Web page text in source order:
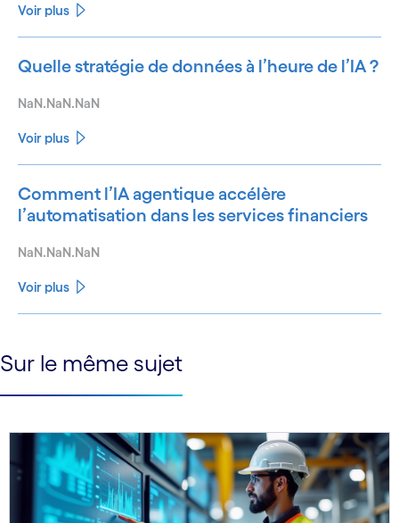
Voir plus
Quelle stratégie de données à l’heure de l’IA ?
NaN.NaN.NaN
Voir plus
Comment l’IA agentique accélère
l’automatisation dans les services financiers
NaN.NaN.NaN
Voir plus
See more See less
Sur le même sujet